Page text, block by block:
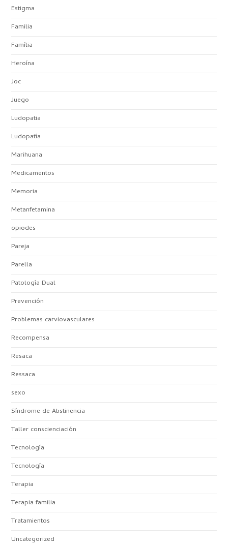
Estigma
Familia
Família
Heroína
Joc
Juego
Ludopatia
Ludopatía
Marihuana
Medicamentos
Memoria
Metanfetamina
opiodes
Pareja
Parella
Patología Dual
Prevención
Problemas carviovasculares
Recompensa
Resaca
Ressaca
sexo
Síndrome de Abstinencia
Taller conscienciación
Tecnología
Tecnología
Terapia
Terapia familia
Tratamientos
Uncategorized